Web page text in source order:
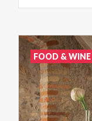
FOOD & WINE